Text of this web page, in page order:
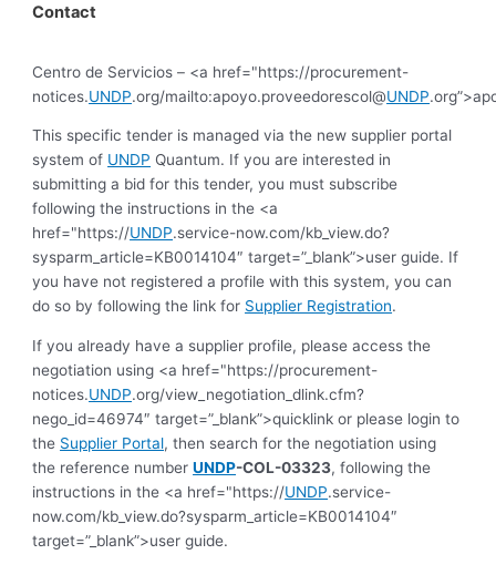
Contact
Centro de Servicios – <a href="https://procurement-
notices.UNDP.org/mailto:apoyo.proveedorescol@UNDP
This specific tender is managed via the new supplier portal
system of UNDP Quantum. If you are interested in
submitting a bid for this tender, you must subscribe
following the instructions in the <a
href="https://UNDP.service-now.com/kb_view.do?
sysparm_article=KB0014104″ target=”_blank”>user guide. If
you have not registered a profile with this system, you can
do so by following the link for Supplier Registration.
If you already have a supplier profile, please access the
negotiation using <a href="https://procurement-
notices.UNDP.org/view_negotiation_dlink.cfm?
nego_id=46974″ target=”_blank”>quicklink or please login to
the Supplier Portal, then search for the negotiation using
the reference numberUNDP-COL-03323, following the
instructions in the <a href="https://UNDP.service-
now.com/kb_view.do?sysparm_article=KB0014104″
target=”_blank”>user guide.